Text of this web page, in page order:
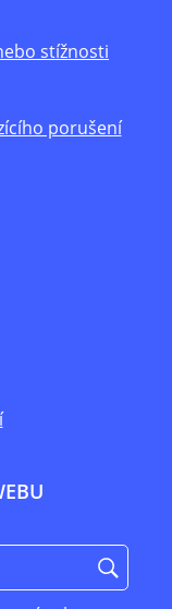
stížnosti
porušení